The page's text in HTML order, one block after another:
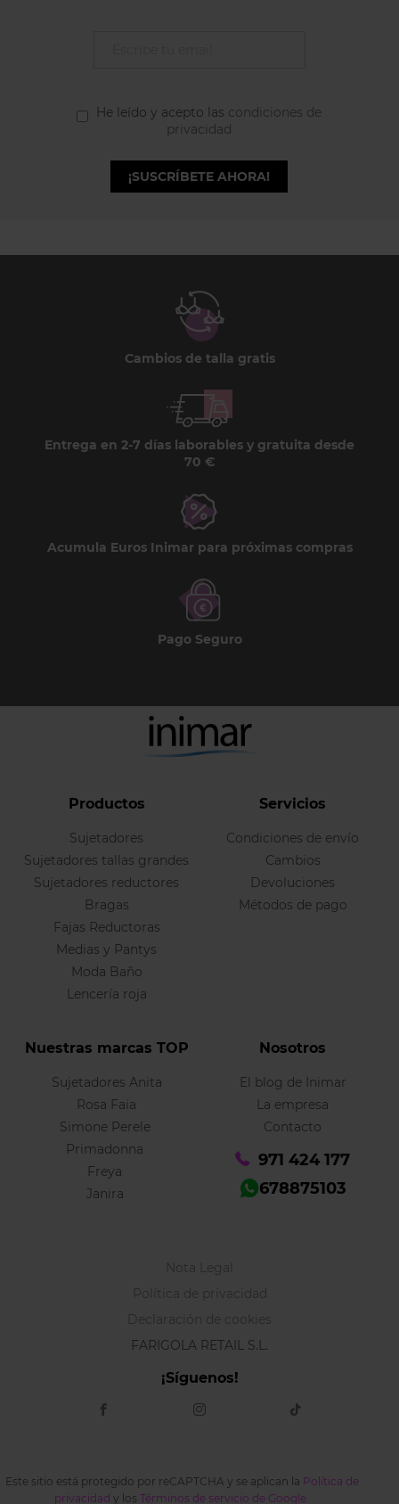
He leído y acepto las condiciones de
privacidad
¡SUSCRÍBETE AHORA!
Cambios de talla gratis
Entrega en 2-7 días laborables y gratuita desde
70 €
Acumula Euros Inimar para próximas compras
Pago Seguro
Productos
Sujetadores
Sujetadores tallas grandes
Sujetadores reductores
Bragas
Fajas Reductoras
Medias y Pantys
Moda Baño
Lencería roja
Servicios
Condiciones de envío
Cambios
Devoluciones
Métodos de pago
Nuestras marcas TOP
Sujetadores Anita
Rosa Faia
Simone Perele
Primadonna
Freya
Janira
Nosotros
El blog de Inimar
La empresa
Contacto
971 424 177
678875103
Nota Legal
Política de privacidad
Declaración de cookies
FARIGOLA RETAIL S.L.
¡Síguenos!
Este sitio está protegido por reCAPTCHA y se aplican la Política de
privacidad y los Términos de servicio de Google